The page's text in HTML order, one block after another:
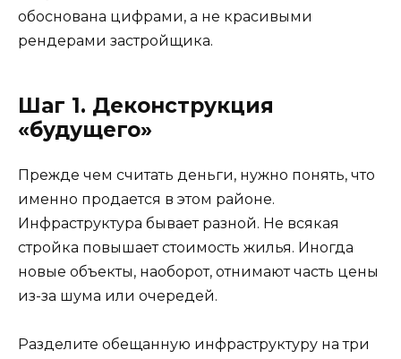
обоснована цифрами, а не красивыми
рендерами застройщика.
Шаг 1. Деконструкция
«будущего»
Прежде чем считать деньги, нужно понять, что
именно продается в этом районе.
Инфраструктура бывает разной. Не всякая
стройка повышает стоимость жилья. Иногда
новые объекты, наоборот, отнимают часть цены
из-за шума или очередей.
Разделите обещанную инфраструктуру на три